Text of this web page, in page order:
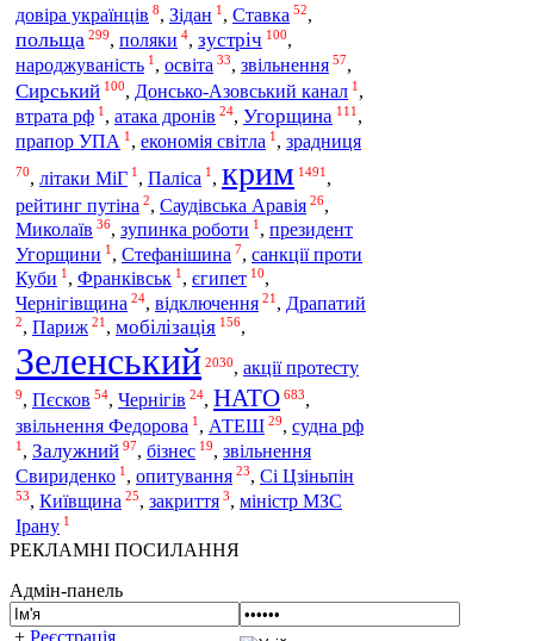
довіра українців 8, Зідан 1 , Ставка 52,
польща 299, поляки 4, зустріч 100,
народжуваність 1 , освіта 33, звільнення 57,
Сирський 100, Донсько-Азовський канал 1 ,
втрата рф 1 , атака дронів 24, Угорщина 111 ,
прапор УПА 1 , економія світла 1 , зрадниця
70, літаки МіГ 1 , Паліса 1 , крим 1491 ,
рейтинг путіна 2, Саудівська Аравія 26,
Миколаїв 36, зупинка роботи 1 , президент
Угорщини 1 , Стефанішина 7, санкції проти
Куби 1, Франківськ 1, єгипет 10,
Чернігівщина 24, відключення 21 , Драпатий
2, Париж 21 , мобілізація 156,
Зеленський 2030, акції протесту
9, Пєсков 54, Чернігів 24, НАТО 683,
звільнення Федорова 1, АТЕШ 29, судна рф
1 , Залужний 97, бізнес 19, звільнення
Свириденко 1 , опитування 23, Сі Цзіньпін
53, Київщина 25, закриття 3, міністр МЗС
Ірану 1
РЕКЛАМНІ ПОСИЛАННЯ
Адмін-панель
+ Реєстрація